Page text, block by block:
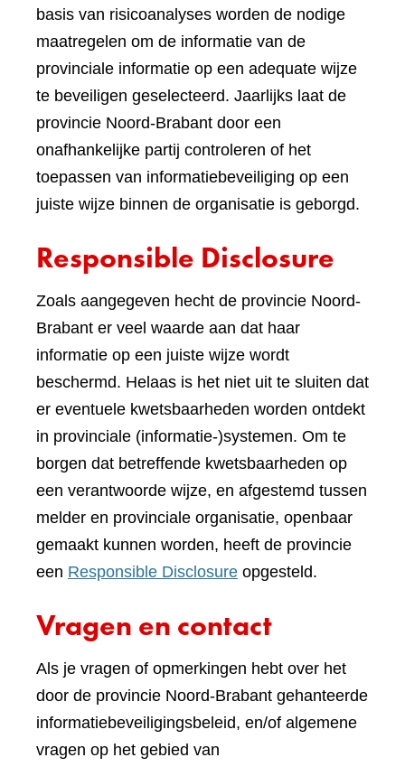
basis van risicoanalyses worden de nodige
maatregelen om de informatie van de
provinciale informatie op een adequate wijze
te beveiligen geselecteerd. Jaarlijks laat de
provincie Noord-Brabant door een
onafhankelijke partij controleren of het
toepassen van informatiebeveiliging op een
juiste wijze binnen de organisatie is geborgd.
Responsible Disclosure
Zoals aangegeven hecht de provincie Noord-
Brabant er veel waarde aan dat haar
informatie op een juiste wijze wordt
beschermd. Helaas is het niet uit te sluiten dat
er eventuele kwetsbaarheden worden ontdekt
in provinciale (informatie-)systemen. Om te
borgen dat betreffende kwetsbaarheden op
een verantwoorde wijze, en afgestemd tussen
melder en provinciale organisatie, openbaar
gemaakt kunnen worden, heeft de provincie
een Responsible Disclosure opgesteld.
Vragen en contact
Als je vragen of opmerkingen hebt over het
door de provincie Noord-Brabant gehanteerde
informatiebeveiligingsbeleid, en/of algemene
vragen op het gebied van